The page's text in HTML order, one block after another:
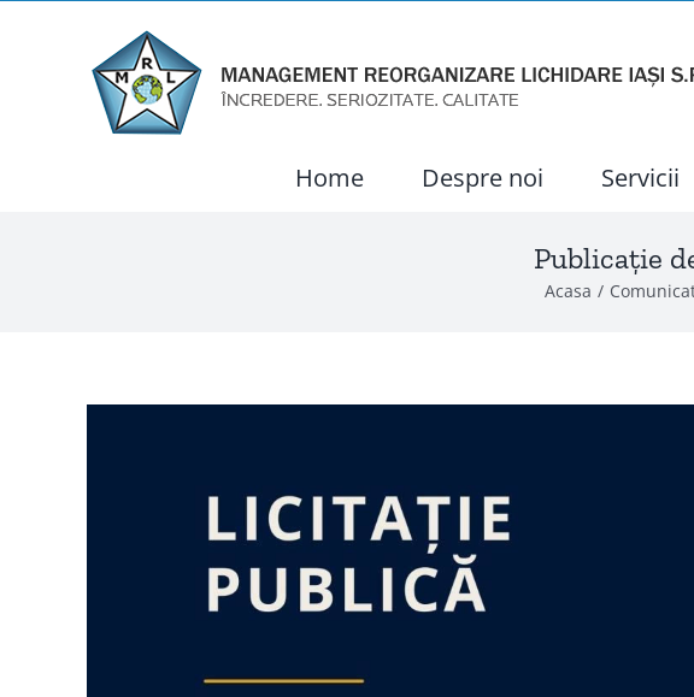
Home Despre noi Servicii
Publicație
Acasa